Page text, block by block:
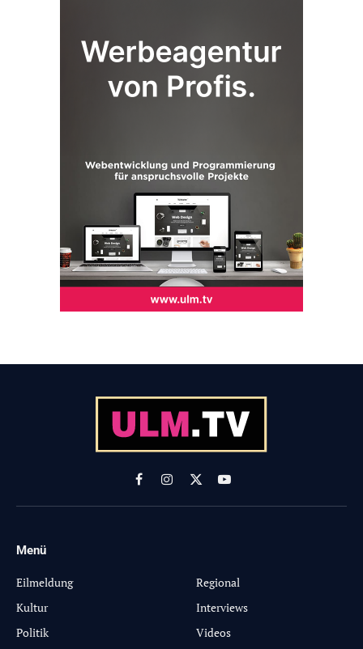
FacebookInstagram
X
(Twitter)
YouTube
Menü
Eilmeldung
Kultur
Politik
Regional
Interviews
Videos